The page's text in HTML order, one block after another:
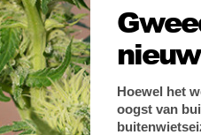
Hoewel het
oogst van